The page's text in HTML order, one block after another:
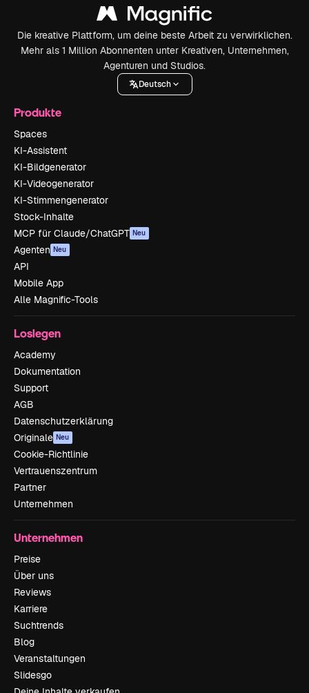
Die kreative Plattform, um deine beste Arbeit zu verwirklichen.
Mehr als 1 Million Abonnenten unter Kreativen, Unternehmen,
Agenturen und Studios.
Deutsch
Produkte
Spaces
KI-Assistent
KI-Bildgenerator
KI-Videogenerator
KI-Stimmengenerator
Stock-Inhalte
MCP für Claude/ChatGPT Neu
Agenten Neu
API
Mobile App
Alle Magnific-Tools
Loslegen
Academy
Dokumentation
Support
AGB
Datenschutzerklärung
Originale Neu
Cookie-Richtlinie
Vertrauenszentrum
Partner
Unternehmen
Unternehmen
Preise
Über uns
Reviews
Karriere
Suchtrends
Blog
Veranstaltungen
Slidesgo